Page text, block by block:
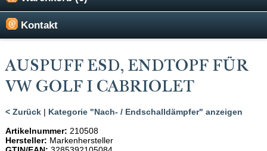
Kontakt
AUSPUFF ESD, ENDTOPF FÜR
VW GOLF I CABRIOLET
< Zurück| Kategorie "Nach- / Endschalldämpfer" anzeigen
Artikelnummer: 210508
Hersteller: Markenhersteller